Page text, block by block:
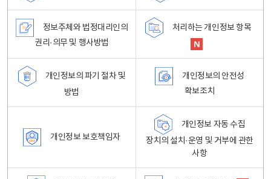
정보주체와 법정대리인의
권리·의무 및 행사방법
처리하는 개인정보 항목
개인정보의 파기 절차 및
방법
개인정보의 안전성
확보조치
개인정보 보호책임자
개인정보 자동 수집
장치의 설치·운영 및 거부에 관한
사항